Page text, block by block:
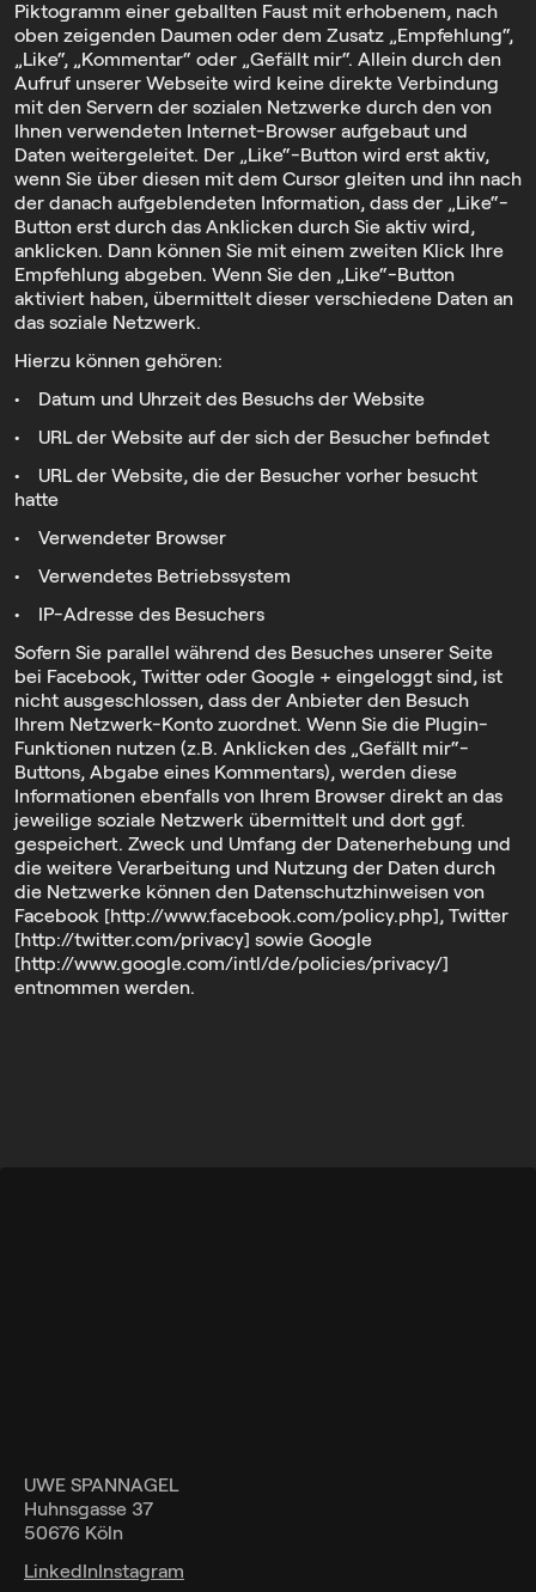
Piktogramm einer geballten Faust mit erhobenem, nach
oben zeigenden Daumen oder dem Zusatz „Empfehlung“,
„Like“, „Kommentar“ oder „Gefällt mir“. Allein durch den
Aufruf unserer Webseite wird keine direkte Verbindung
mit den Servern der sozialen Netzwerke durch den von
Ihnen verwendeten Internet-Browser aufgebaut und
Daten weitergeleitet. Der „Like“-Button wird erst aktiv,
wenn Sie über diesen mit dem Cursor gleiten und ihn nach
der danach aufgeblendeten Information, dass der „Like“-
Button erst durch das Anklicken durch Sie aktiv wird,
anklicken. Dann können Sie mit einem zweiten Klick Ihre
Empfehlung abgeben. Wenn Sie den „Like“-Button
aktiviert haben, übermittelt dieser verschiedene Daten an
das soziale Netzwerk.
Hierzu können gehören:
• Datum und Uhrzeit des Besuchs der Website
• URL der Website auf der sich der Besucher befindet
• URL der Website, die der Besucher vorher besucht
hatte
• Verwendeter Browser
• Verwendetes Betriebssystem
• IP-Adresse des Besuchers
Sofern Sie parallel während des Besuches unserer Seite
bei Facebook, Twitter oder Google + eingeloggt sind, ist
nicht ausgeschlossen, dass der Anbieter den Besuch
Ihrem Netzwerk-Konto zuordnet. Wenn Sie die Plugin-
Funktionen nutzen (z.B. Anklicken des „Gefällt mir“-
Buttons, Abgabe eines Kommentars), werden diese
Informationen ebenfalls von Ihrem Browser direkt an das
jeweilige soziale Netzwerk übermittelt und dort ggf.
gespeichert. Zweck und Umfang der Datenerhebung und
die weitere Verarbeitung und Nutzung der Daten durch
die Netzwerke können den Datenschutzhinweisen von
Facebook [http://www.facebook.com/policy.php], Twitter
[http://twitter.com/privacy] sowie Google
[http://www.google.com/intl/de/policies/privacy/]
entnommen werden.
UWE SPANNAGEL
Huhnsgasse 37
50676 Köln
LinkedInInstagram